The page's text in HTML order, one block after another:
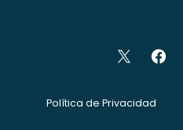
Política de Privacidad